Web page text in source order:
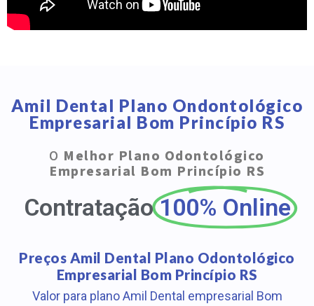
Amil Dental Plano Ondontológico
Empresarial Bom Princípio RS
O Melhor Plano Odontológico
Empresarial Bom Princípio RS
Contratação 100% Online
Preços Amil Dental Plano Odontológico
Empresarial Bom Princípio RS
Valor para plano Amil Dental empresarial Bom